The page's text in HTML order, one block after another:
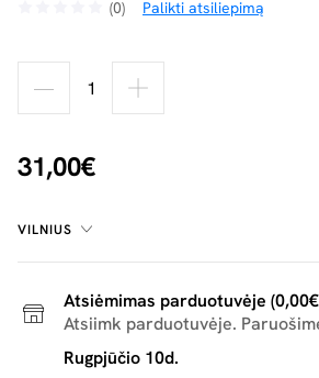
(0) Palikti atsiliepimą
31,00€
VILNIUS
Atsiėmimas parduotuvėje
Atsiimk parduotuvėje.
Rugpjūčio 10d.